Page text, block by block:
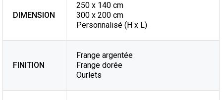
DIMENSION
250 x 140 cm
300 x 200 cm
Personnalisé (H x L)
FINITION
Frange argentée
Frange dorée
Ourlets